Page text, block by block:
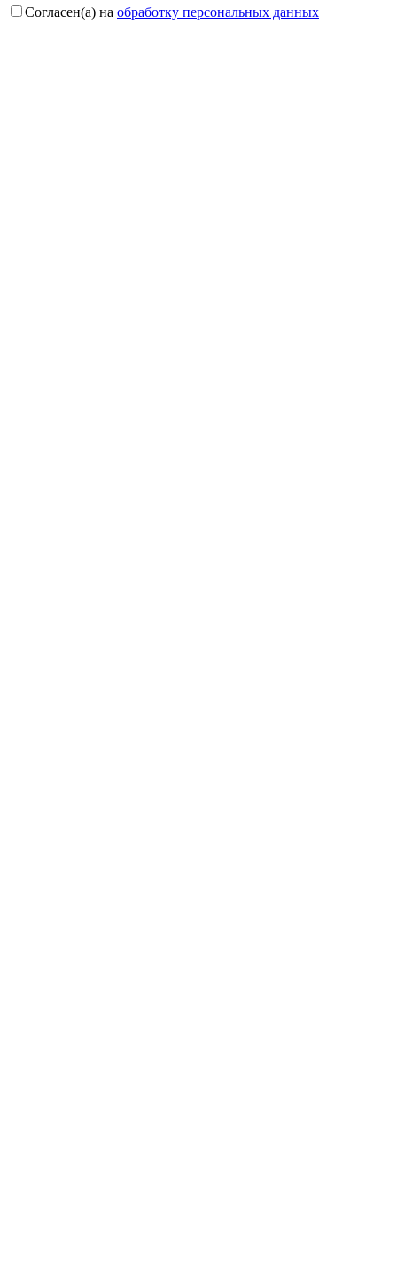
Согласен(а) на обработку персональных данных